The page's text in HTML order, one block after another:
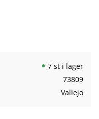
7 st i lager
73809
Vallejo